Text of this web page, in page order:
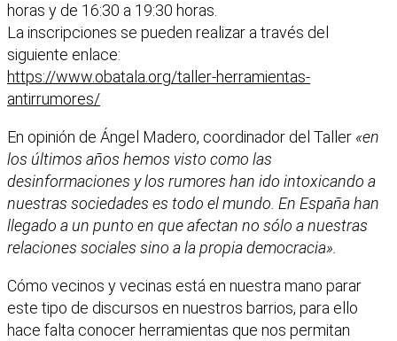
horas y de 16:30 a 19:30 horas.
La inscripciones se pueden realizar a través del
siguiente enlace:
https://www.obatala.org/taller-herramientas-
antirrumores/
En opinión de Ángel Madero, coordinador del Taller «en
los últimos años hemos visto como las
desinformaciones y los rumores han ido intoxicando a
nuestras sociedades es todo el mundo. En España han
llegado a un punto en que afectan no sólo a nuestras
relaciones sociales sino a la propia democracia».
Cómo vecinos y vecinas está en nuestra mano parar
este tipo de discursos en nuestros barrios, para ello
hace falta conocer herramientas que nos permitan